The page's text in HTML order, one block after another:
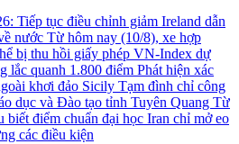
Tiếp tục điều chỉnh giảm Ireland dẫn
nước Từ hôm nay (10/8), xe hợp
bị thu hồi giấy phép VN-Index dự
lắc quanh 1.800 điểm Phát hiện xác
khơi đảo Sicily Tạm đình chỉ công
dục và Đào tạo tỉnh Tuyên Quang Từ
biết điểm chuẩn đại học Iran chỉ mở eo
các điều kiện